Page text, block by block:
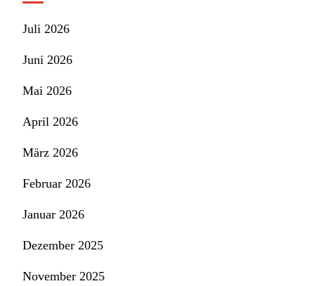
Juli 2026
Juni 2026
Mai 2026
April 2026
März 2026
Februar 2026
Januar 2026
Dezember 2025
November 2025